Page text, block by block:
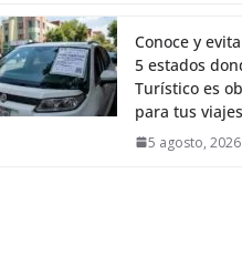
Conoce y
5 estados
Turístico es
para tus viajes
5 agosto, 2026